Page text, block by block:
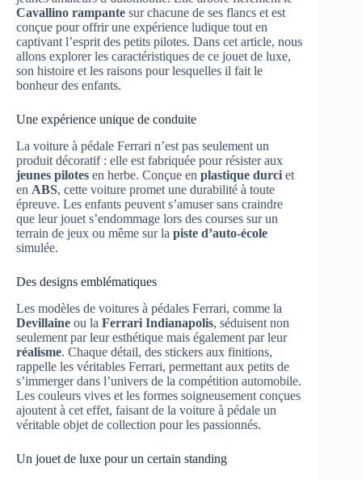
Cavallino rampante sur chacune de ses flancs et est
conçue pour offrir une expérience ludique tout en
captivant l’esprit des petits pilotes. Dans cet article, nous
allons explorer les caractéristiques de ce jouet de luxe,
son histoire et les raisons pour lesquelles il fait le
bonheur des enfants.
Une expérience unique de conduite
La voiture à pédale Ferrari n’est pas seulement un
produit décoratif : elle est fabriquée pour résister aux
jeunes pilotes en herbe. Conçue en plastique durci et
en ABS, cette voiture promet une durabilité à toute
épreuve. Les enfants peuvent s’amuser sans craindre
que leur jouet s’endommage lors des courses sur un
terrain de jeux ou même sur la piste d’auto-école
simulée.
Des designs emblématiques
Les modèles de voitures à pédales Ferrari, comme la
Devillaine ou la Ferrari Indianapolis, séduisent non
seulement par leur esthétique mais également par leur
réalisme. Chaque détail, des stickers aux finitions,
rappelle les véritables Ferrari, permettant aux petits de
s’immerger dans l’univers de la compétition automobile.
Les couleurs vives et les formes soigneusement conçues
ajoutent à cet effet, faisant de la voiture à pédale un
véritable objet de collection pour les passionnés.
Un jouet de luxe pour un certain standing